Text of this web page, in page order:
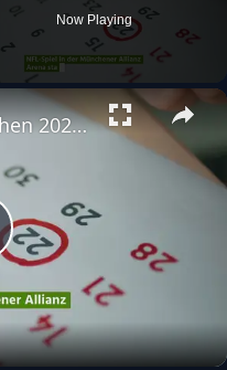
Now Playing
NFL Tickets für München 2024 – Verkaufsstart fixiert!